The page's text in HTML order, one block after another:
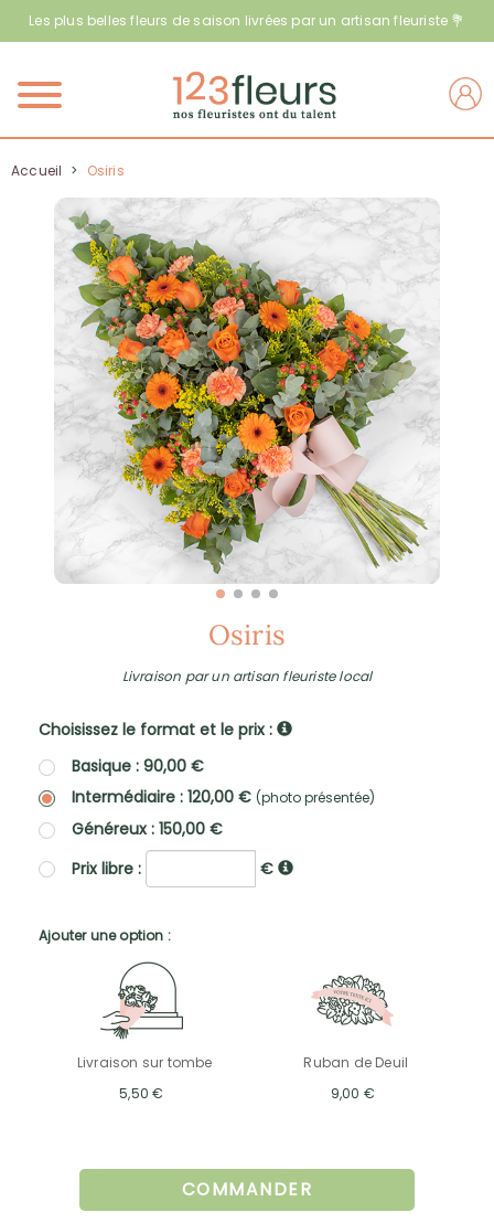
Les plus belles fleurs de saison livrées par un artisan fleuriste 💐
Menu
Accueil > Osiris
Osiris
Livraison par un artisan fleuriste local
Choisissez le format et le prix :
Basique : 90,00 €
Intermédiaire : 120,00 € (photo présentée)
Généreux : 150,00 €
Prix libre :
€
Ajouter une option :
Livraison sur tombe
5,50 €
Ruban de Deuil
9,00 €
COMMANDER